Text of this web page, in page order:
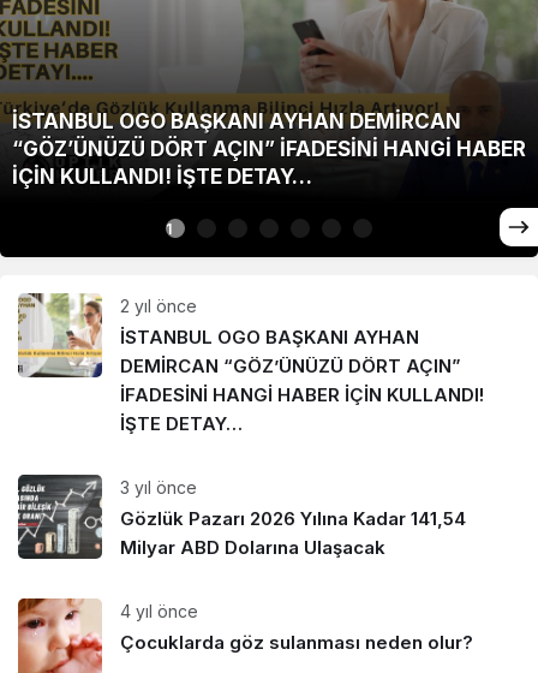
İSTANBUL OGO BAŞKANI AYHAN DEMİRCAN
“GÖZ’ÜNÜZÜ DÖRT AÇIN” İFADESİNİ HANGİ HABER
İÇİN KULLANDI! İŞTE DETAY…
1
2 yıl önce
İSTANBUL OGO BAŞKANI AYHAN
DEMİRCAN “GÖZ’ÜNÜZÜ DÖRT AÇIN”
İFADESİNİ HANGİ HABER İÇİN KULLANDI!
İŞTE DETAY…
3 yıl önce
Gözlük Pazarı 2026 Yılına Kadar 141,54
Milyar ABD Dolarına Ulaşacak
4 yıl önce
Çocuklarda göz sulanması neden olur?